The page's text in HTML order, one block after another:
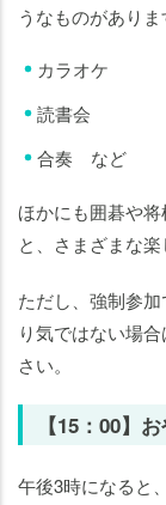
うなものがありま
カラオケ
読書会
合奏 など
ほかにも囲碁や
と、さまざまな楽
ただし、強制参
り気ではない場
さい。
【15：00】
午後3時になると、